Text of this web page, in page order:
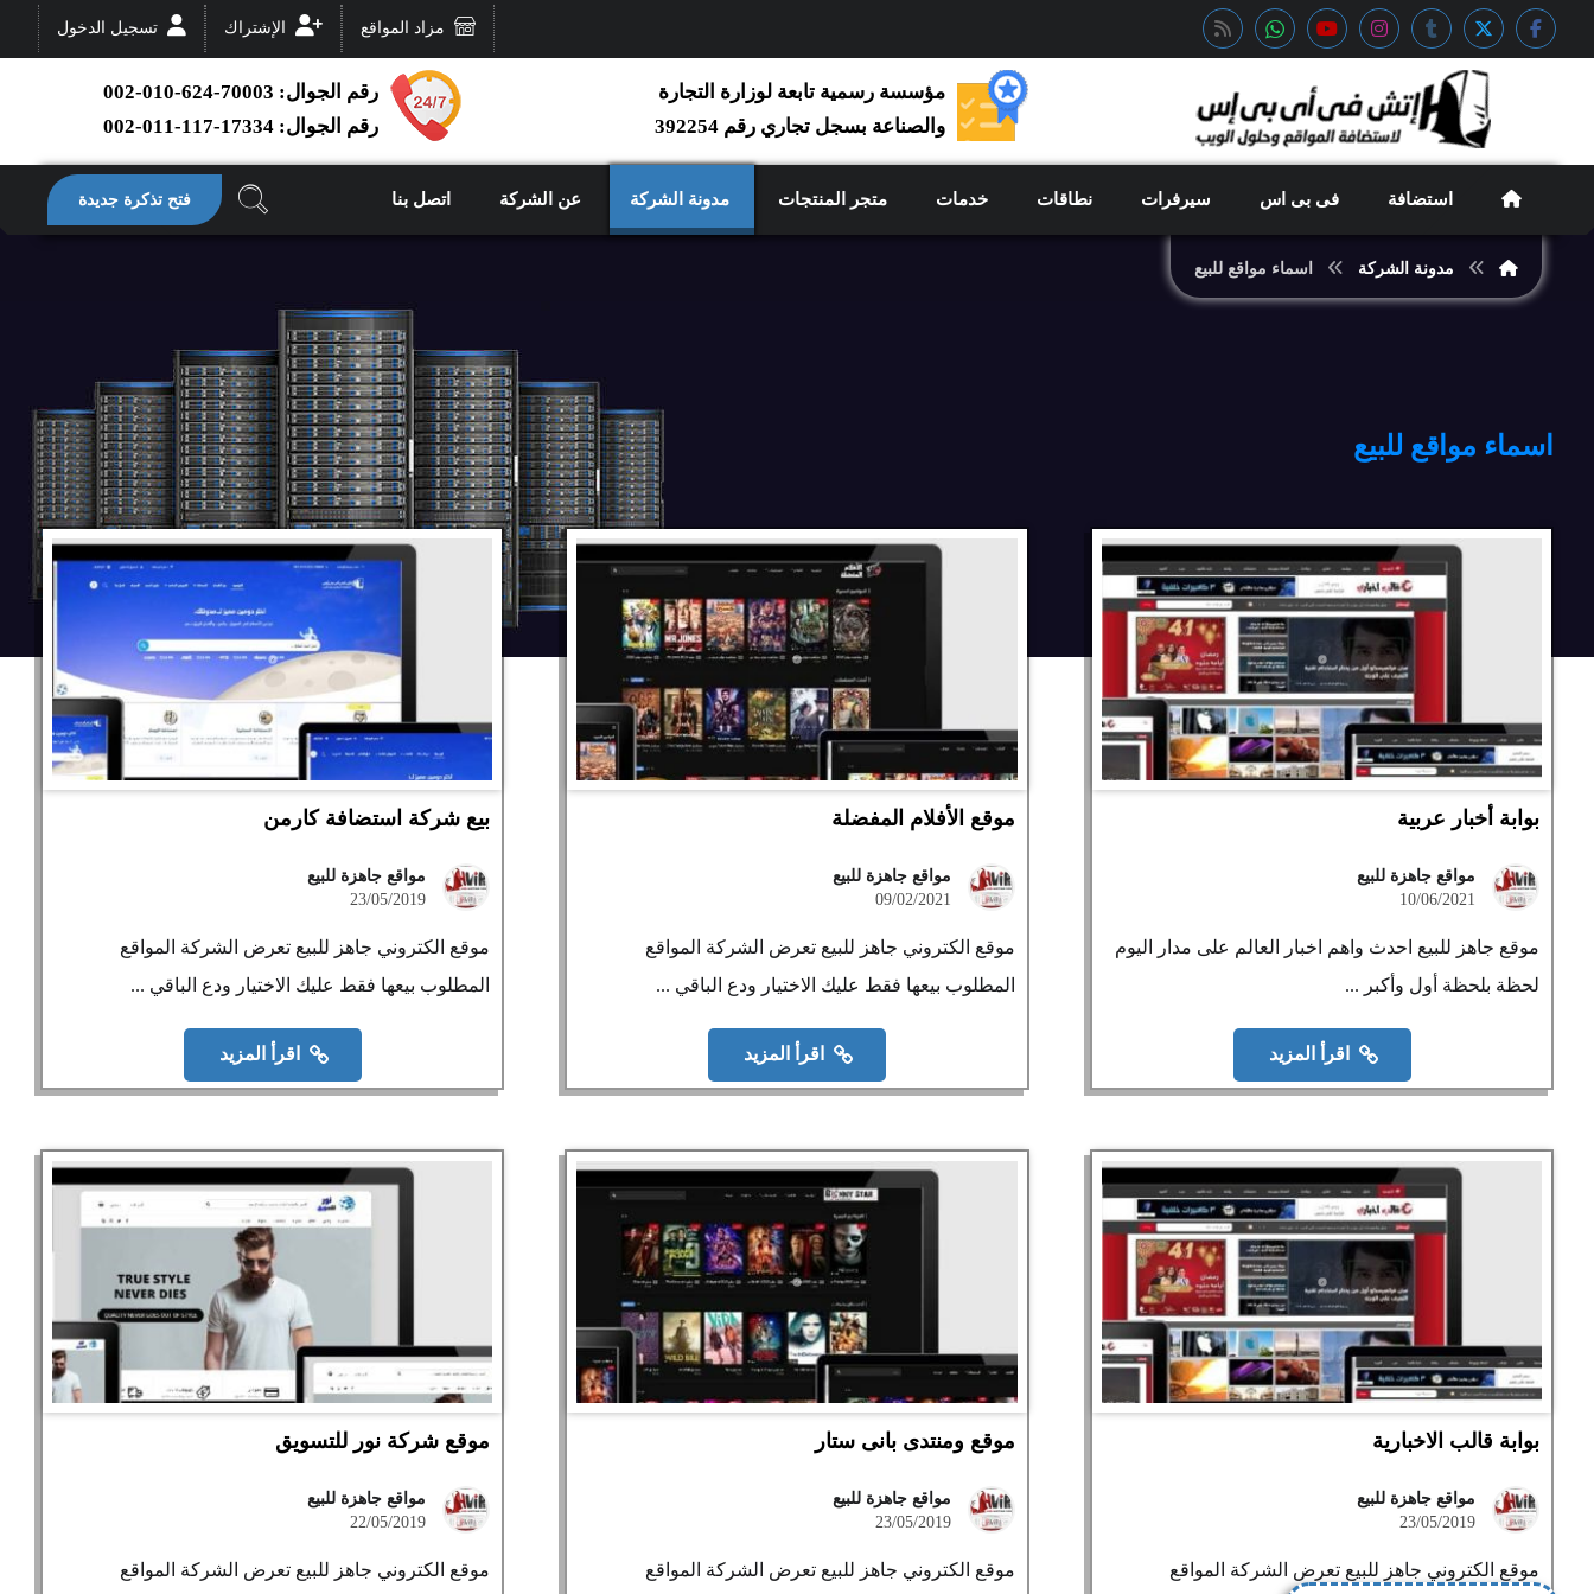
مزاد المواقع الإشتراك تسجيل الدخول
مؤسسة رسمية تابعة لوزارة التجارة
والصناعة بسجل تجاري رقم 392254
رقم الجوال: 70003-624-010-002
رقم الجوال: 17334-117-011-002
استضافة فى بى اس سيرفرات نطاقات خدمات متجر المنتجات مدونة الشركة عن الشركة اتصل بنا فتح تذكرة جديدة
مدونة الشركة اسماء مواقع للبيع
اسماء مواقع للبيع
بوابة أخبار عربية
مواقع جاهزة للبيع
10/06/2021
موقع جاهز للبيع احدث واهم اخبار العالم على مدار اليوم
لحظة بلحظة أول وأكبر ...
اقرأ المزيد
موقع الأفلام المفضلة
مواقع جاهزة للبيع
09/02/2021
موقع الكتروني جاهز للبيع تعرض الشركة المواقع
المطلوب بيعها فقط عليك الاختيار ودع الباقي ...
اقرأ المزيد
بيع شركة استضافة كارمن
مواقع جاهزة للبيع
23/05/2019
موقع الكتروني جاهز للبيع تعرض الشركة المواقع
المطلوب بيعها فقط عليك الاختيار ودع الباقي ...
اقرأ المزيد
بوابة قالب الاخبارية
مواقع جاهزة للبيع
23/05/2019
موقع الكتروني جاهز للبيع تعرض الشركة المواقع
موقع ومنتدى بانى ستار
مواقع جاهزة للبيع
23/05/2019
موقع الكتروني جاهز للبيع تعرض الشركة المواقع
موقع شركة نور للتسويق
مواقع جاهزة للبيع
22/05/2019
موقع الكتروني جاهز للبيع تعرض الشركة المواقع